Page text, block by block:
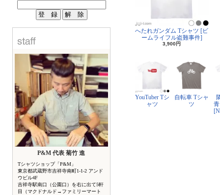
P&M 代表 菊竹 進
Tシャツショップ「P&M」
東京都武蔵野市吉祥寺南町1-1-2 アンド
ウビル4F
吉祥寺駅南口（公園口）を右に出て5軒
目（マクドナルド→ファミリーマート
へたれガンダム Tシャツ [ビ
ームライフル盗難事件]
3,900円
YouTuber Tシ
ャツ
自転車 Tシャ
ツ